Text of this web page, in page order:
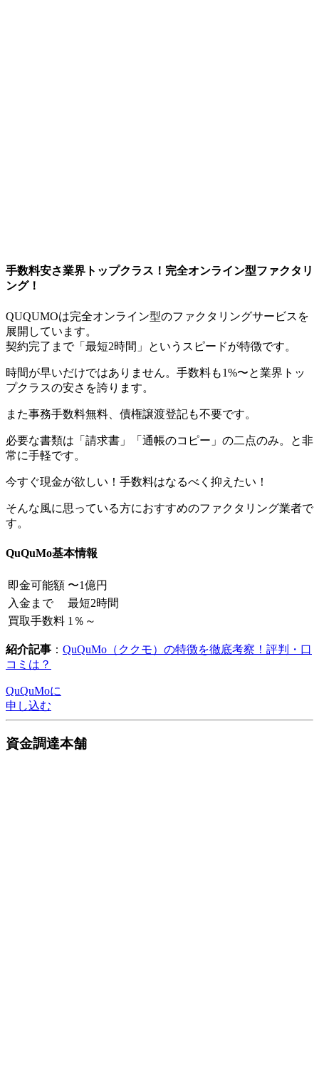
手数料安さ業界トップクラス！完全オンライン型ファクタリ
ング！
QUQUMOは完全オンライン型のファクタリングサービスを
展開しています。
契約完了まで「最短2時間」というスピードが特徴です。
時間が早いだけではありません。手数料も1%〜と業界トッ
プクラスの安さを誇ります。
また事務手数料無料、債権譲渡登記も不要です。
必要な書類は「請求書」「通帳のコピー」の二点のみ。と非
常に手軽です。
今すぐ現金が欲しい！手数料はなるべく抑えたい！
そんな風に思っている方におすすめのファクタリング業者で
す。
QuQuMo基本情報
即金可能額 〜1億円
入金まで
最短2時間
買取手数料 1％～
紹介記事 ： QuQuMo（ククモ）の特徴を徹底考察！評判・口
コミは？
QuQuMoに
申し込む
資金調達本舗